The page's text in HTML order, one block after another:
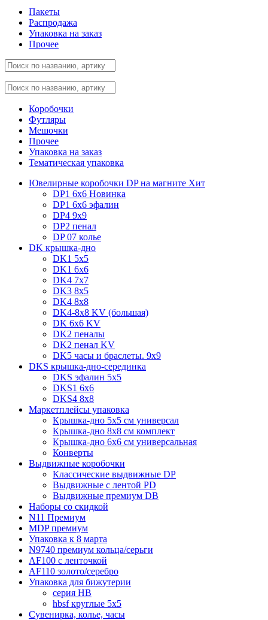
Пакеты
Распродажа
Упаковка на заказ
Прочее
Коробочки
Футляры
Мешочки
Прочее
Упаковка на заказ
Тематическая упаковка
Ювелирные коробочки DP на магните Хит
DP1 6x6 Новинка
DP1 6x6 эфалин
DP4 9x9
DP2 пенал
DP 07 колье
DK крышка-дно
DK1 5x5
DK1 6x6
DK4 7х7
DK3 8x5
DK4 8x8
DK4-8x8 KV (большая)
DK 6х6 KV
DK2 пеналы
DK2 пенал KV
DK5 часы и браслеты. 9x9
DKS крышка-дно-серединка
DKS эфалин 5x5
DKS1 6x6
DKS4 8x8
Маркетплейсы упаковка
Крышка-дно 5x5 см универсал
Крышка-дно 8x8 см комплект
Крышка-дно 6x6 см универсальная
Конверты
Выдвижные коробочки
Классические выдвижные DP
Выдвижные с лентой PD
Выдвижные премиум DB
Наборы со скидкой
N11 Премиум
MDP премиум
Упаковка к 8 марта
N9740 премиум кольца/серьги
AF100 с ленточкой
AF110 золото/серебро
Упаковка для бижутерии
серия HB
hbsf круглые 5x5
Сувенирка, колье, часы